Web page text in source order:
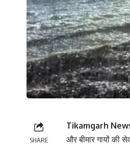
SHARE
Tikamgarh
और बीमार गायों की